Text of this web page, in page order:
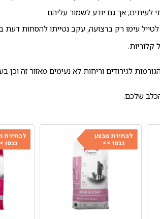
לעיתים, אך גם יודע לשמור עליהם.
עימו רק ברצועה, עקב נטייתו להסחות דעת
קלוריות.
לגירודים וריחות לא נעימים מאזור זה וכן
שלכם.
לבחירת מבצע
כנסו >>
לבחירת
כנסו